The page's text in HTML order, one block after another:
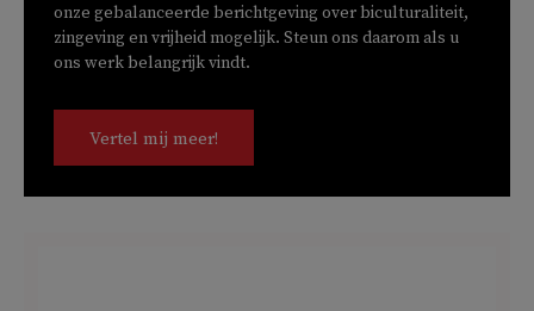
onze gebalanceerde berichtgeving over biculturaliteit,
zingeving en vrijheid mogelijk. Steun ons daarom als u
ons werk belangrijk vindt.
Vertel mij meer!